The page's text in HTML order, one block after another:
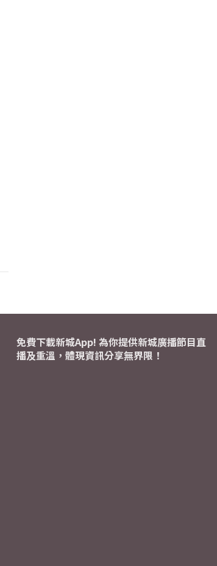
免費下載新城App! 為你提供新城廣播節目直
播及重溫，體現資訊分享無界限！